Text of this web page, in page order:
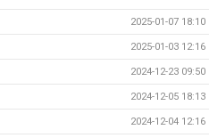
2025-01-07 18:10
2025-01-03 12:16
2024-12-23 09:50
2024-12-05 18:13
2024-12-04 12:16